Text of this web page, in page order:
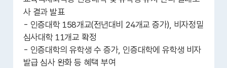
사 결과 발표
- 인증대학 158개교(전년대비 24개교 증가), 비자정밀
심사대학 11개교 확정
- 인증대학의 유학생 수 증가, 인증대학에 유학생 비자
발급 심사 완화 등 혜택 부여